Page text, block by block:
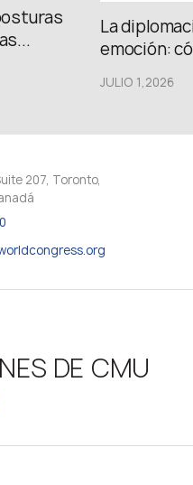
La
emoción:
JULIO 1,2026
207, Toronto,
DE CMU